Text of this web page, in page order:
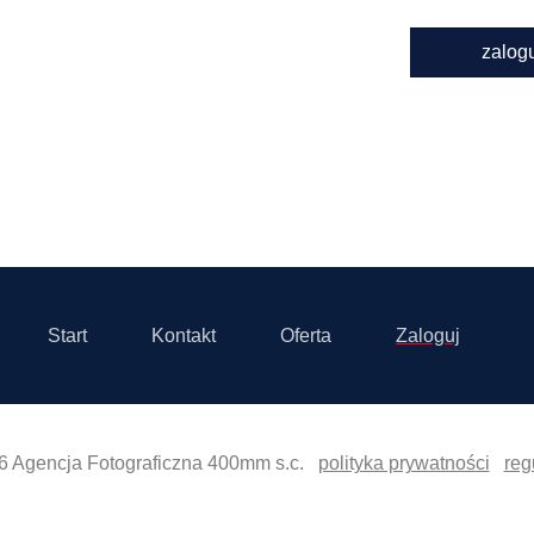
Start Kontakt Oferta Zaloguj
Agencja Fotograficzna 400mm s.c. polityka prywatności